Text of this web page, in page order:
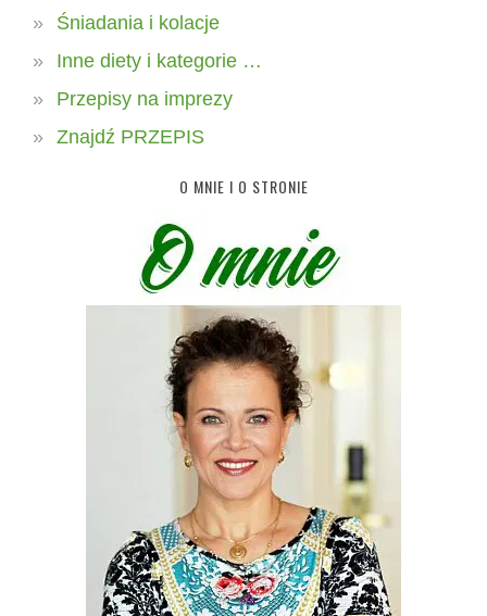
Śniadania i kolacje
Inne diety i kategorie …
Przepisy na imprezy
Znajdź PRZEPIS
O MNIE I O STRONIE